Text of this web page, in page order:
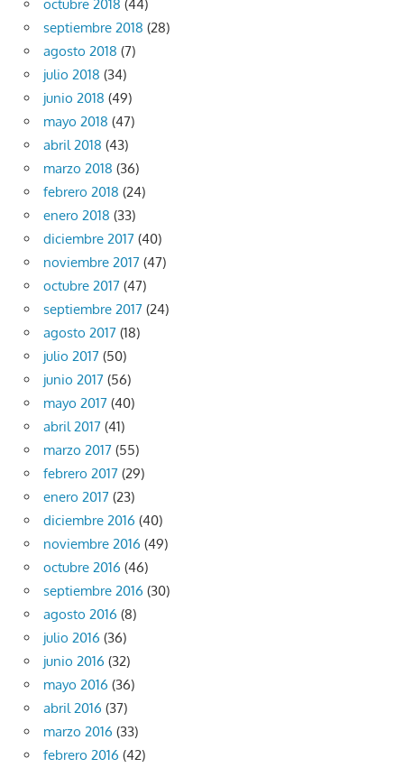
octubre 2018 (44)
septiembre 2018 (28)
agosto 2018 (7)
julio 2018 (34)
junio 2018 (49)
mayo 2018 (47)
abril 2018 (43)
marzo 2018 (36)
febrero 2018 (24)
enero 2018 (33)
diciembre 2017 (40)
noviembre 2017 (47)
octubre 2017 (47)
septiembre 2017 (24)
agosto 2017 (18)
julio 2017 (50)
junio 2017 (56)
mayo 2017 (40)
abril 2017 (41)
marzo 2017 (55)
febrero 2017 (29)
enero 2017 (23)
diciembre 2016 (40)
noviembre 2016 (49)
octubre 2016 (46)
septiembre 2016 (30)
agosto 2016 (8)
julio 2016 (36)
junio 2016 (32)
mayo 2016 (36)
abril 2016 (37)
marzo 2016 (33)
febrero 2016 (42)